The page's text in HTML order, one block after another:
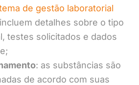
de gestão laboratorial
detalhes sobre o tipo
testes solicitados e dados
: as substâncias são
de acordo com suas